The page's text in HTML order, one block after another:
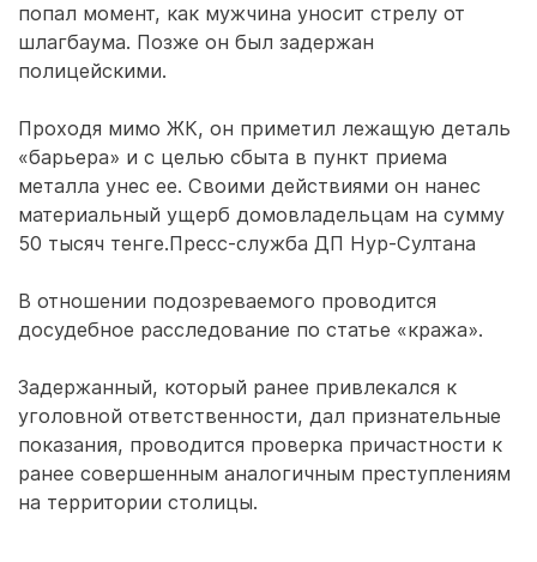
попал момент, как мужчина уносит стрелу от
шлагбаума. Позже он был задержан
полицейскими.
Проходя мимо ЖК, он приметил лежащую деталь
«барьера» и с целью сбыта в пункт приема
металла унес ее. Своими действиями он нанес
материальный ущерб домовладельцам на сумму
50 тысяч тенге.Пресс-служба ДП Нур-Султана
В отношении подозреваемого проводится
досудебное расследование по статье «кража».
Задержанный, который ранее привлекался к
уголовной ответственности, дал признательные
показания, проводится проверка причастности к
ранее совершенным аналогичным преступлениям
на территории столицы.